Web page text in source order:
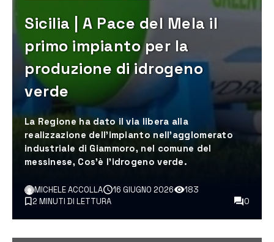
Sicilia | A Pace del Mela il
primo impianto per la
produzione di idrogeno
verde
La Regione ha dato il via libera alla
realizzazione dell’impianto nell'agglomerato
industriale di Giammoro, nel comune del
messinese, Cos’è l’idrogeno verde.
MICHELE ACCOLLA 16 GIUGNO 2026
183
2 MINUTI DI LETTURA
0